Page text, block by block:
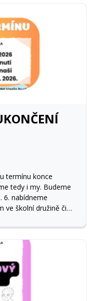
termínu konce
tedy i my. Budeme
ve školní družině či